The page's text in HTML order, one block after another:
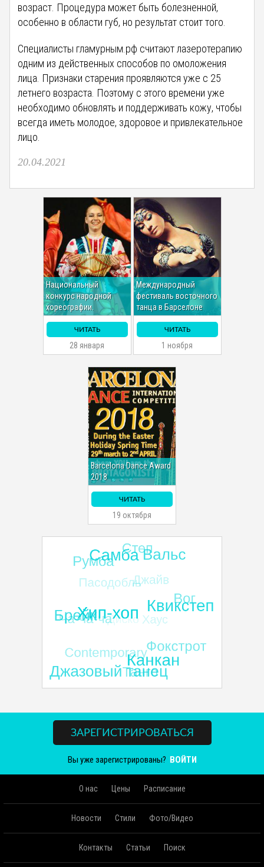
возраст. Процедура может быть болезненной,
особенно в области губ, но результат стоит того.
Специалисты гламурным.рф считают лазеротерапию
одним из действенных способов по омоложения
лица. Признаки старения проявляются уже с 25
летнего возраста. Поэтому с этого времени уже
необходимо обновлять и поддерживать кожу, чтобы
всегда иметь молодое, здоровое и привлекательное
лицо.
20.04.2021
Национальный
конкурс народной
хореографии.
ЧИТАТЬ
28 января
Международный
фестиваль восточного
танца в Барселоне
ЧИТАТЬ
1 ноября
Barcelona Dance Award
2018
ЧИТАТЬ
19 октября
ЗАРЕГИСТРИРОВАТЬСЯ
Вы уже зарегистрированы? ВОЙТИ
О нас Цены Расписание
Новости Стили Фото/Видео
Контакты Статьи Поиск